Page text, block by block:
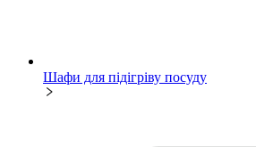
Шафи для підігріву посуду